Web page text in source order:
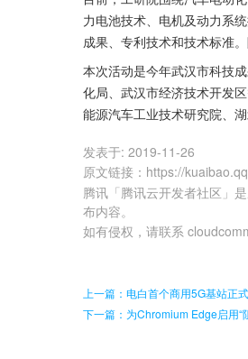
力电池技术、电机及动力系
成果、专利技术和技术标准
本次活动是今年武汉市科技
化局、武汉市经济技术开发
能源汽车工业技术研究院、
发表于: 2019-11-26
原文链接 ： https://
腾讯「腾讯云开发者社区」
布内容。
如有侵权，请联系
上一篇：电白首个商用5G基站正
下一篇：为Chromium Edge启用“